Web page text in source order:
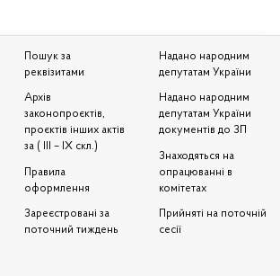
Пошук за
реквізитами
Архів
законопроєктів,
проєктів інших актів
за ( III – IX скл.)
Правила
оформлення
Зареєстровані за
поточний тиждень
Надано народним
депутатам України
Надано народним
депутатам України
документів до ЗП
Знаходяться на
опрацюванні в
комітетах
Прийняті на поточній
сесії